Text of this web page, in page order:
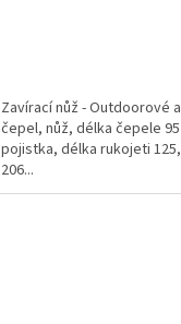
Zavírací nůž - Outdoorové
čepel, nůž, délka čepele 95
pojistka, délka rukojeti
206...